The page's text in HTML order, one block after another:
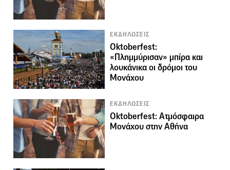
ΕΚΔΗΛΩΣΕΙΣ
Oktoberfest:
«Πλημμύρισαν» μπίρα και
λουκάνικα οι δρόμοι του
Μονάχου
ΕΚΔΗΛΩΣΕΙΣ
Oktoberfest: Ατμόσφαιρα
Μονάχου στην Αθήνα